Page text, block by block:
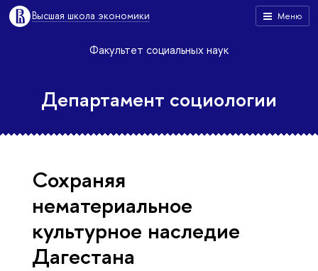
Меню
Высшая школа экономики
Факультет социальных наук
Департамент социологии
Сохраняя
нематериальное
культурное наследие
Дагестана